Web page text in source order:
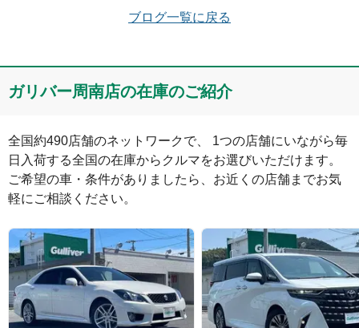
メールアドレス（半角英数）
コメント
絵文字は投稿時に削除します 0 文字/140文字
Captcha
ブログ一覧に戻る
ガリバー周南店の在庫のご紹介
全国約490店舗のネットワークで、 1つの店舗にいながら毎
日入荷する全国の在庫からクルマをお選びいただけます。
ご希望の車・条件がありましたら、お近くの店舗までお気
軽にご相談ください。